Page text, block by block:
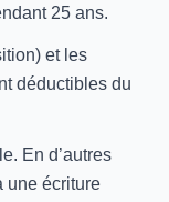
25 ans.
et les
déductibles du
En d’autres
une écriture